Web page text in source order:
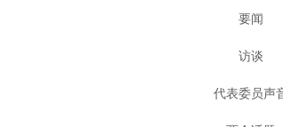
要闻
访谈
代表委员声